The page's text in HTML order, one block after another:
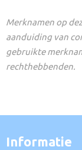
Merknamen op
aanduiding van
gebruikte
rechthebbenden.
Informatie